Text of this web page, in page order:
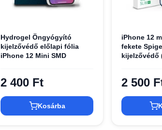
Hydrogel Öngyógyító
kijelzővédő előlapi fólia
iPhone 12 Mini SMD
2 400 Ft
Kosárba
iPhone 12
fekete
kijelzővédő
2 500